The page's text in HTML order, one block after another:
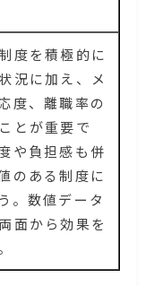
度を積極的に
況に加え、メ
度、離職率の
とが重要で
や負担感も併
のある制度に
。数値データ
面から効果を